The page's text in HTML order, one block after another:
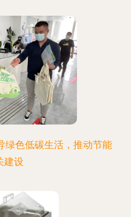
绿色低碳生活，推动节能
建设